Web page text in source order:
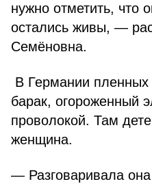
нужно отметить, что
остались живы, —
Семёновна.
В Германии
барак, огороженный
проволокой. Там
женщина.
— Разговаривала